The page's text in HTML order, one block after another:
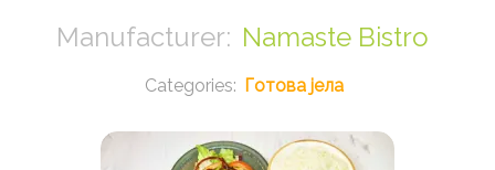
Namaste Bistro
Готова јела